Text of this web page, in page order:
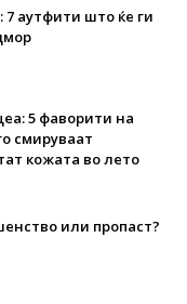
аутфити што ќе ги
5 фаворити на
смируваат
кожата во лето
или пропаст?